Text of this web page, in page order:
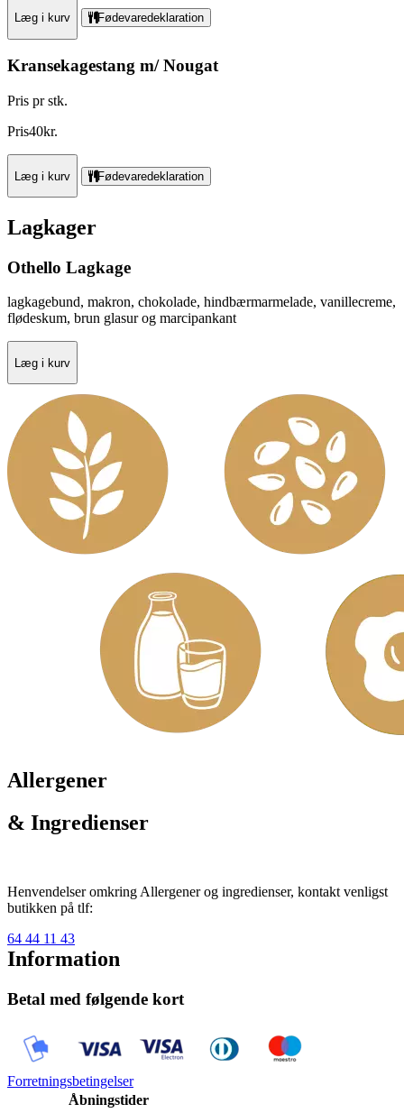
Læg i kurv Fødevaredeklaration
Kransekagestang m/ Nougat
Pris pr stk.
Pris40kr.
Læg i kurv Fødevaredeklaration
Lagkager
Othello Lagkage
lagkagebund, makron, chokolade, hindbærmarmelade, vanillecreme,
flødeskum, brun glasur og marcipankant
Læg i kurv
Allergener
& Ingredienser
Henvendelser omkring Allergener og ingredienser, kontakt venligst
butikken på tlf:
64 44 11 43
Information
Betal med følgende kort
Forretningsbetingelser
Åbningstider